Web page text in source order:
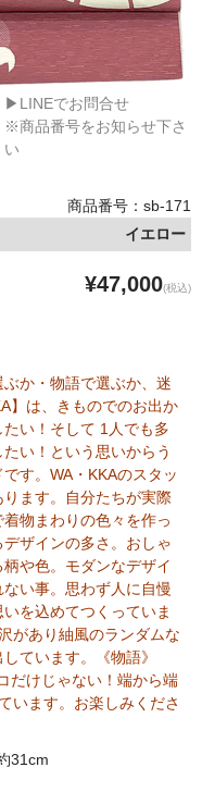
▶LINEでお問合せ
※商品番号をお知らせ下さ
い
商品番号：sb-171
イエロー
¥47,000(税込)
か・物語で選ぶか、迷
】は、きものでのお出か
い！そして 1人でも多
い！という思いからう
す。WA・KKAのスタッ
ます。自分たちが実際
物まわりの色々を作っ
ザインの多さ。おしゃ
や色。モダンなデザイ
い事。思わず人に自慢
を込めてつくっていま
があり紬風のランダムな
ています。《物語》
だけじゃない！端から端
います。お楽しみくださ
31cm